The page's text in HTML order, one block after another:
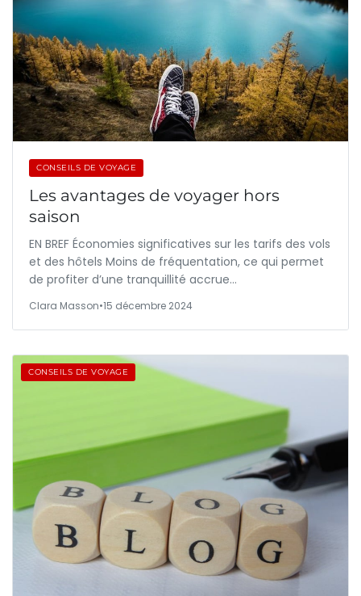
CONSEILS DE VOYAGE
Les avantages de voyager hors
saison
EN BREF Économies significatives sur les tarifs des vols
et des hôtels Moins de fréquentation, ce qui permet
de profiter d’une tranquillité accrue…
Clara Masson•15 décembre 2024
CONSEILS DE VOYAGE